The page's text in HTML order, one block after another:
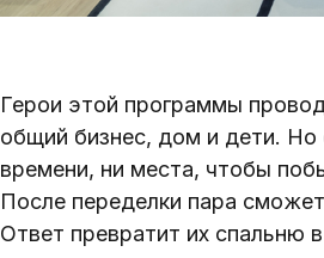
Герои этой программы
общий бизнес, дом и дети. Но
времени, ни места, чтобы
После переделки пара
Ответ превратит их спальню